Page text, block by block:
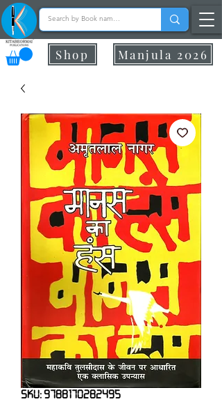
Manjula 2026
Shop
SKU: 9788170282495